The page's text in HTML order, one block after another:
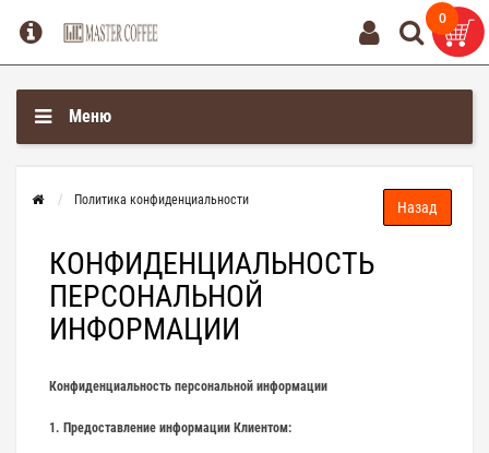
0
Меню
Политика конфиденциальности
КОНФИДЕНЦИАЛЬНОСТЬ
ПЕРСОНАЛЬНОЙ
ИНФОРМАЦИИ
Конфиденциальность персональной информации
1. Предоставление информации Клиентом:
0